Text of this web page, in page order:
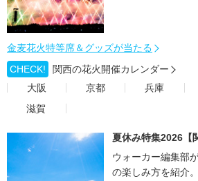
金麦花火特等席＆グッズが当たる
CHECK!
関西の花火開催カレンダー
大阪
京都 兵庫
滋賀
夏休み特集2026【
ウォーカー編集部
の楽しみ方を紹介